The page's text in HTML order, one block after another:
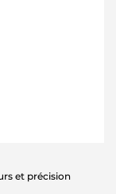
et précision